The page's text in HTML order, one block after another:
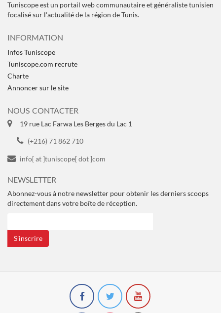
Tuniscope est un portail web communautaire et généraliste tunisien
focalisé sur l'actualité de la région de Tunis.
INFORMATION
Infos Tuniscope
Tuniscope.com recrute
Charte
Annoncer sur le site
NOUS CONTACTER
19 rue Lac Farwa Les Berges du Lac 1
(+216) 71 862 710
info[ at ]tuniscope[ dot ]com
NEWSLETTER
Abonnez-vous à notre newsletter pour obtenir les derniers scoops
directement dans votre boîte de réception.
S’inscrire